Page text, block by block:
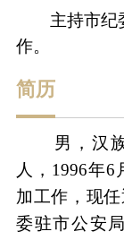
主持市纪
作。
简历
男，汉
人，1996年
加工作，现
委驻市公安